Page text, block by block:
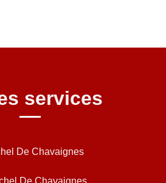
services
De Chavaignes
De Chavaignes